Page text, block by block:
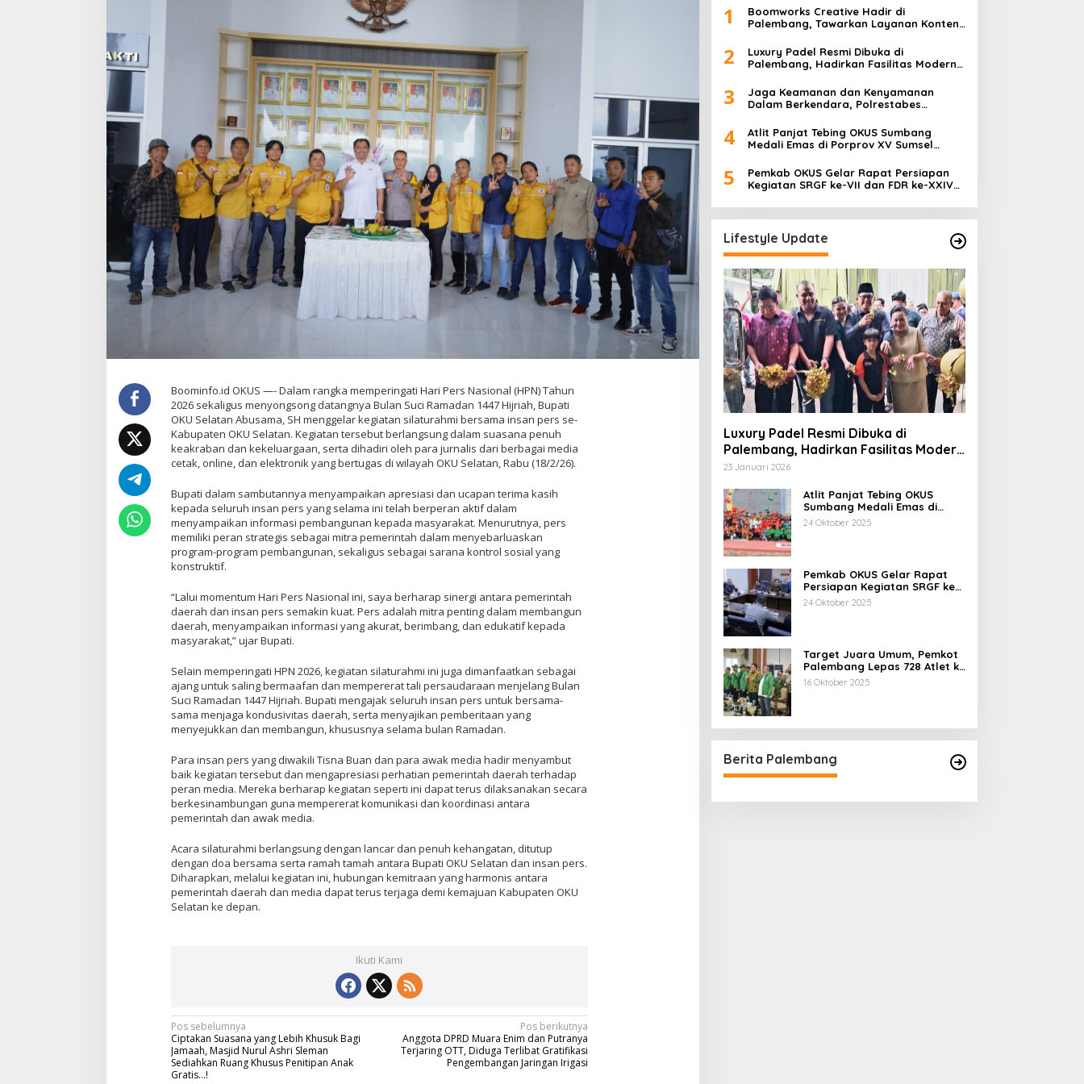
Boominfo.id OKUS —- Dalam rangka memperingati Hari Pers Nasional (HPN) Tahun
2026 sekaligus menyongsong datangnya Bulan Suci Ramadan 1447 Hijriah, Bupati
OKU Selatan Abusama, SH menggelar kegiatan silaturahmi bersama insan pers se-
Kabupaten OKU Selatan. Kegiatan tersebut berlangsung dalam suasana penuh
keakraban dan kekeluargaan, serta dihadiri oleh para jurnalis dari berbagai media
cetak, online, dan elektronik yang bertugas di wilayah OKU Selatan, Rabu (18/2/26).
Bupati dalam sambutannya menyampaikan apresiasi dan ucapan terima kasih
kepada seluruh insan pers yang selama ini telah berperan aktif dalam
menyampaikan informasi pembangunan kepada masyarakat. Menurutnya, pers
memiliki peran strategis sebagai mitra pemerintah dalam menyebarluaskan
program-program pembangunan, sekaligus sebagai sarana kontrol sosial yang
konstruktif.
“Lalui momentum Hari Pers Nasional ini, saya berharap sinergi antara pemerintah
daerah dan insan pers semakin kuat. Pers adalah mitra penting dalam membangun
daerah, menyampaikan informasi yang akurat, berimbang, dan edukatif kepada
masyarakat,” ujar Bupati.
Selain memperingati HPN 2026, kegiatan silaturahmi ini juga dimanfaatkan sebagai
ajang untuk saling bermaafan dan mempererat tali persaudaraan menjelang Bulan
Suci Ramadan 1447 Hijriah. Bupati mengajak seluruh insan pers untuk bersama-
sama menjaga kondusivitas daerah, serta menyajikan pemberitaan yang
menyejukkan dan membangun, khususnya selama bulan Ramadan.
Para insan pers yang diwakili Tisna Buan dan para awak media hadir menyambut
baik kegiatan tersebut dan mengapresiasi perhatian pemerintah daerah terhadap
peran media. Mereka berharap kegiatan seperti ini dapat terus dilaksanakan secara
berkesinambungan guna mempererat komunikasi dan koordinasi antara
pemerintah dan awak media.
Acara silaturahmi berlangsung dengan lancar dan penuh kehangatan, ditutup
dengan doa bersama serta ramah tamah antara Bupati OKU Selatan dan insan pers.
Diharapkan, melalui kegiatan ini, hubungan kemitraan yang harmonis antara
pemerintah daerah dan media dapat terus terjaga demi kemajuan Kabupaten OKU
Selatan ke depan.
Ikuti Kami
N
a
v
Pos sebelumnya
Ciptakan Suasana yang Lebih Khusuk Bagi
Jamaah, Masjid Nurul Ashri Sleman
Sediahkan Ruang Khusus Penitipan Anak
Gratis…!
Pos berikutnya
Anggota DPRD Muara Enim dan Putranya
Terjaring OTT, Diduga Terlibat Gratifikasi
Pengembangan Jaringan Irigasi
1
Boomworks Creative Hadir di
Palembang, Tawarkan Layanan Konten
Creator
2
Luxury Padel Resmi Dibuka di
Palembang, Hadirkan Fasilitas Modern
3
Jaga Keamanan dan Kenyamanan
Dalam Berkendara, Polrestabes
2025
4
Atlit Panjat Tebing OKUS Sumbang
Medali Emas di Porprov XV Sumsel
5
Pemkab OKUS Gelar Rapat Persiapan
Kegiatan SRGF ke-VII dan FDR ke-XXIV
Lifestyle Update
Luxury Padel Resmi Dibuka di
Palembang, Hadirkan Fasilitas Modern
Berstandar Nasional
23 Januari 2026
Atlit Panjat Tebing OKUS
Sumbang Medali Emas di
Porprov XV Sumsel Tahun
2025.
24 Oktober 2025
Pemkab OKUS Gelar Rapat
Persiapan Kegiatan SRGF ke-
VII dan FDR ke-XXIV Tahun
2025
24 Oktober 2025
Target Juara Umum, Pemkot
Palembang Lepas 728 Atlet ke
Porprov XV Muba
16 Oktober 2025
Berita Palembang